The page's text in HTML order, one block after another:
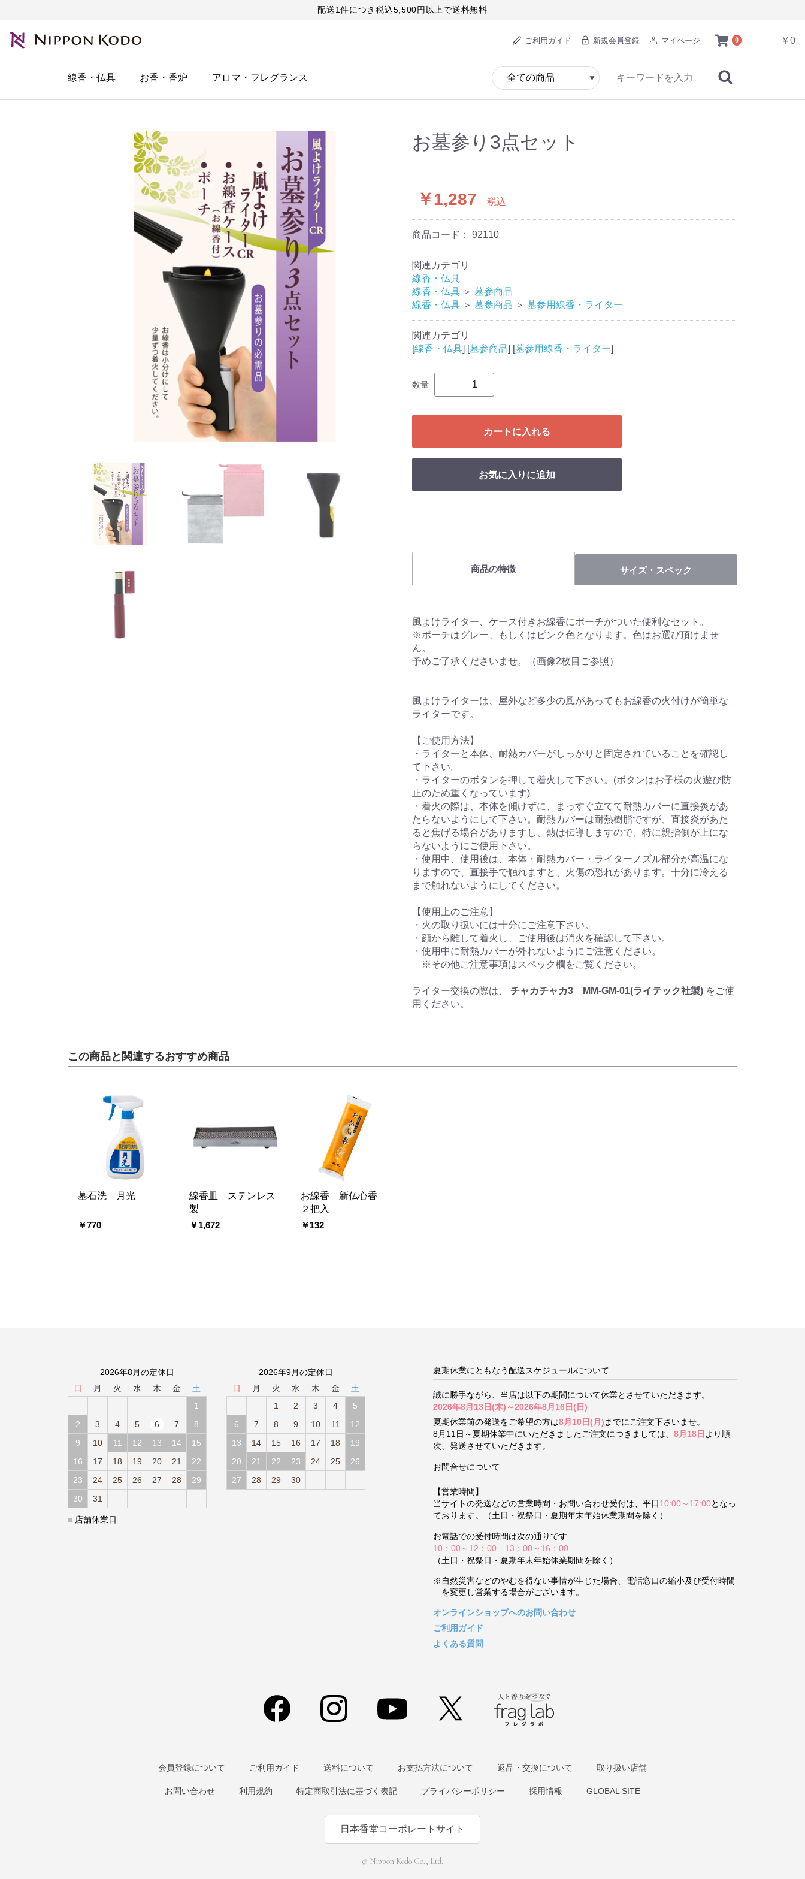
配送1件につき税込5,500円以上で送料無料
0 ￥0
ご利用ガイド 新規会員登録 マイページ
線香・仏具 お香・香炉 アロマ・フレグランス
お墓参り3点セット
￥1,287 税込
商品コード： 92110
関連カテゴリ
線香・仏具
線香・仏具 ＞ 墓参商品
線香・仏具 ＞ 墓参商品 ＞ 墓参用線香・ライター
関連カテゴリ
[線香・仏具] [墓参商品] [墓参用線香・ライター]
数量
カートに入れる
お気に入りに追加
商品の特徴 サイズ・スペック
風よけライター、ケース付きお線香にポーチがついた便利なセット。
※ポーチはグレー、もしくはピンク色となります。色はお選び頂けませ
ん。
予めご了承くださいませ。（画像2枚目ご参照）
風よけライターは、屋外など多少の風があってもお線香の火付けが簡単な
ライターです。
【ご使用方法】
・ライターと本体、耐熱カバーがしっかりと固定されていることを確認し
て下さい。
・ライターのボタンを押して着火して下さい。(ボタンはお子様の火遊び防
止のため重くなっています)
・着火の際は、本体を傾けずに、まっすぐ立てて耐熱カバーに直接炎があ
たらないようにして下さい。耐熱カバーは耐熱樹脂ですが、直接炎があた
ると焦げる場合がありますし、熱は伝導しますので、特に親指側が上にな
らないようにご使用下さい。
・使用中、使用後は、本体・耐熱カバー・ライターノズル部分が高温にな
りますので、直接手で触れますと、火傷の恐れがあります。十分に冷える
まで触れないようにしてください。
【使用上のご注意】
・火の取り扱いには十分にご注意下さい。
・顔から離して着火し、ご使用後は消火を確認して下さい。
・使用中に耐熱カバーが外れないようにご注意ください。
※その他ご注意事項はスペック欄をご覧ください。
ライター交換の際は、 チャカチャカ3 MM-GM-01(ライテック社製) をご使
用ください。
この商品と関連するおすすめ商品
墓石洗 月光
￥770
線香皿 ステンレス
製
￥1,672
お線香 新仏心香
２把入
￥132
2026年8月の定休日
日
月 火 水 木 金
土
1
2
3 4 5 6 7
8
9
10 11 12 13 14
15
16
17 18 19 20 21
22
23
24 25 26 27 28
29
30
31
2026年9月の定休日
日
月 火 水 木 金
土
1
2 3 4
5
6
7 8 9 10 11
12
13
14 15 16 17 18
19
20
21 22 23 24 25
26
27
28 29 30
■ 店舗休業日
夏期休業にともなう配送スケジュールについて
誠に勝手ながら、当店は以下の期間について休業とさせていただきます。
2026年8月13日(木)～2026年8月16日(日)
夏期休業前の発送をご希望の方は8月10日(月) までにご注文下さいませ。
8月11日～夏期休業中にいただきましたご注文につきましては、 8月18日 より順
次、発送させていただきます。
お問合せについて
【営業時間】
当サイトの発送などの営業時間・お問い合わせ受付は、平日10:00～17:00となっ
ております。（土日・祝祭日・夏期年末年始休業期間を除く）
お電話での受付時間は次の通りです
10：00～12：00 13：00～16：00
（土日・祝祭日・夏期年末年始休業期間を除く）
※自然災害などのやむを得ない事情が生じた場合、電話窓口の縮小及び受付時間
を変更し営業する場合がございます。
オンラインショップへのお問い合わせ
ご利用ガイド
よくある質問
会員登録について ご利用ガイド 送料について お支払方法について 返品・交換について 取り扱い店舗
お問い合わせ 利用規約 特定商取引法に基づく表記 プライバシーポリシー 採用情報 GLOBAL SITE
日本香堂コーポレートサイト
© Nippon Kodo Co., Ltd.